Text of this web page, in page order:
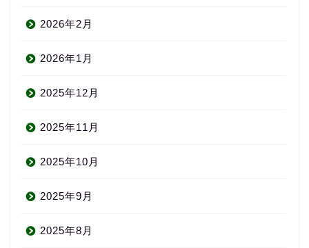
2026年2月
2026年1月
2025年12月
2025年11月
2025年10月
2025年9月
2025年8月